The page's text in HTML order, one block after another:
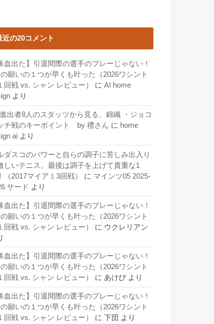
近の20コメント
血出た】引退間際の選手のプレーじゃない！
願いの１つが早くも叶った（2026ワシント
回戦 vs. シャン レビュー）
に AI home
より
出者8人のスタッツから見る、錦織 ・ジョコ
チ戦のキーポイント by 禮さん に home
ai より
ダスコのパワーと自らの調子に苦しみ出入り
しいテニス。最後は調子を上げて貴重な1
（2017マイアミ3回戦）
に マインツ05 2025-
サード より
血出た】引退間際の選手のプレーじゃない！
願いの１つが早くも叶った（2026ワシント
回戦 vs. シャン レビュー）
に ウクレリアン
血出た】引退間際の選手のプレーじゃない！
願いの１つが早くも叶った（2026ワシント
回戦 vs. シャン レビュー）
に あけび より
血出た】引退間際の選手のプレーじゃない！
願いの１つが早くも叶った（2026ワシント
回戦 vs. シャン レビュー）
に 下団 より